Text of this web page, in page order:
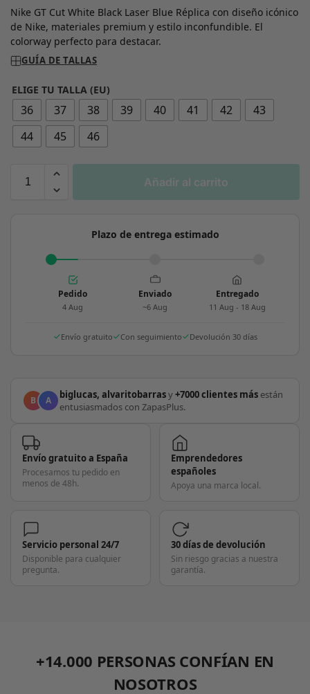
Nike GT Cut White Black Laser Blue Réplica con diseño icónico
de Nike, materiales premium y estilo inconfundible. El
colorway perfecto para destacar.
GUÍA DE TALLAS
ELIGE TU TALLA (EU)
36 37 38 39 40 41 42
43
44
45 46
Añadir al carrito
Plazo de entrega estimado
Pedido
4 Aug
Enviado
~6 Aug
Entregado
11 Aug - 18 Aug
Envío gratuito Con seguimiento Devolución 30 días
B A biglucas, alvaritobarrasy+7000 clientes más están
entusiasmados con ZapasPlus.
Envío gratuito a España
Procesamos tu pedido en
menos de 48h.
Emprendedores
españoles
Apoya una marca local.
Servicio personal 24/7
Disponible para cualquier
pregunta.
30 días de devolución
Sin riesgo gracias a nuestra
garantía.
+14.000 PERSONAS CONFÍAN EN
NOSOTROS